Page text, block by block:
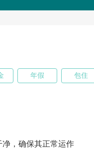
年假 包住
，确保其正常运作‌